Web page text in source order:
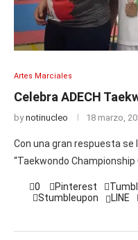
Artes Marciales
Celebra ADECH
bynotinucleo 18 marzo,
Con una gran respuesta se
“Taekwondo Championship
0 Pinterest
Stumbleupon
LINE